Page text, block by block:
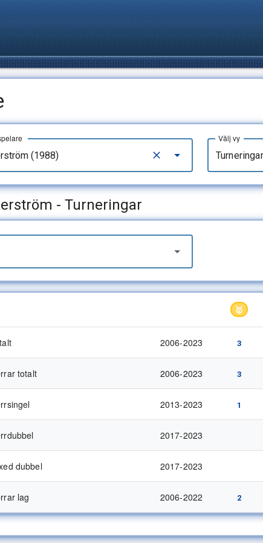
Turneringar
Välj vy
- Turneringar
🥇
2006-2023 3
totalt 2006-2023 3
2013-2023 1
2017-2023
dubbel 2017-2023
lag 2006-2022 2